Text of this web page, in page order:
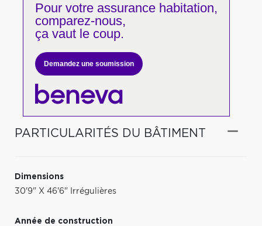
Pour votreassurance habitation,
comparez-nous,
ça vaut le coup.
Demandez une soumission
PARTICULARITÉS DU BÂTIMENT
Dimensions
30'9" X 46'6" Irrégulières
Année de construction